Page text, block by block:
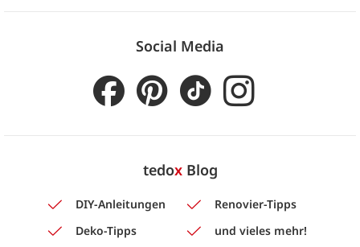
Social Media
tedoxBlog
DIY-Anleitungen
Renovier-Tipps
Deko-Tipps
und vieles mehr!